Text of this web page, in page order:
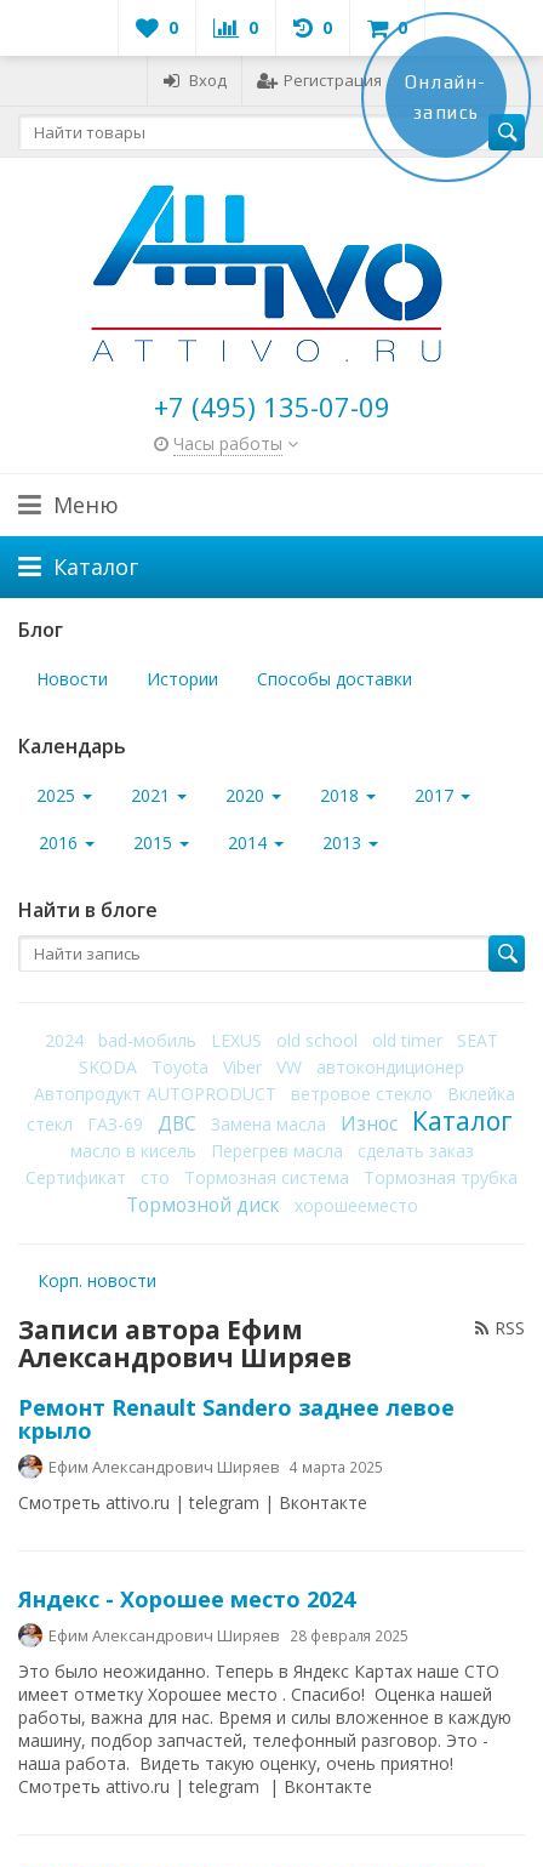
0 0 0 0
Вход Регистрация
+7 (495) 135-07-09
Часы работы
Меню
Каталог
Блог
Новости Истории Способы доставки
Календарь
2025 2021 2020 2018 2017
2016 2015 2014 2013
Найти в блоге
2024 bad-мобиль LEXUS old school old timer
SEAT
SKODA
Toyota Viber VW
автокондиционер
Автопродукт AUTOPRODUCT
ветровое стекло
Вклейка
стекл
ГАЗ-69 ДВС Замена масла Износ Каталог
масло в кисель Перегрев масла
сделать заказ
Сертификат
сто Тормозная система Тормозная трубка
Тормозной диск хорошееместо
Корп. новости
RSS
Записи автора Ефим
Александрович Ширяев
Ремонт Renault Sandero заднее левое
крыло
Ефим Александрович Ширяев 4 марта 2025
Смотреть attivo.ru | telegram | Вконтакте
Яндекс - Хорошее место 2024
Ефим Александрович Ширяев 28 февраля 2025
Это было неожиданно. Теперь в Яндекс Картах наше СТО
имеет отметку Хорошее место . Спасибо! Оценка нашей
работы, важна для нас. Время и силы вложенное в каждую
машину, подбор запчастей, телефонный разговор. Это -
наша работа. Видеть такую оценку, очень приятно!
Смотреть attivo.ru | telegram | Вконтакте
Онлайн-
запись